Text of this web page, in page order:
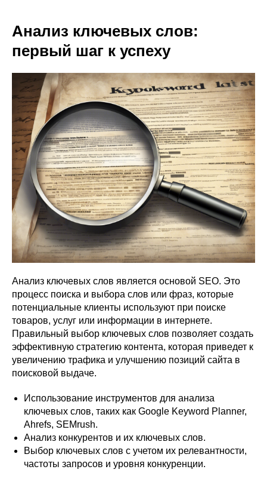
Анализ ключевых слов:
первый шаг к успеху
Анализ ключевых слов является основой SEO. Это
процесс поиска и выбора слов или фраз, которые
потенциальные клиенты используют при поиске
товаров, услуг или информации в интернете.
Правильный выбор ключевых слов позволяет создать
эффективную стратегию контента, которая приведет к
увеличению трафика и улучшению позиций сайта в
поисковой выдаче.
Использование инструментов для анализа
ключевых слов, таких как Google Keyword Planner,
Ahrefs, SEMrush.
Анализ конкурентов и их ключевых слов.
Выбор ключевых слов с учетом их релевантности,
частоты запросов и уровня конкуренции.